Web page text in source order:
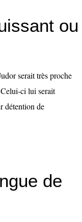
ou
serait très proche
ci lui serait
détention de
de